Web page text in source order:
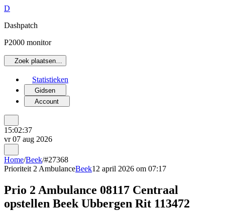
D
Dashpatch
P2000 monitor
Zoek plaatsen…
Statistieken
Gidsen
Account
15:02:37
vr 07 aug 2026
Home/Beek/#27368
Prioriteit 2 AmbulanceBeek12 april 2026 om 07:17
Prio 2 Ambulance 08117 Centraal
opstellen Beek Ubbergen Rit 113472